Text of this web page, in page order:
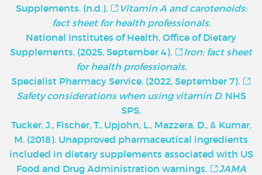
Supplements. (n.d.).
Vitamin A and carotenoids:
fact sheet for health professionals.
National Institutes of Health, Office of Dietary
Supplements. (2025, September 4).
Iron: fact sheet
for health professionals.
Specialist Pharmacy Service. (2022, September 7).
Safety considerations when using vitamin D. NHS
SPS.
Tucker, J., Fischer, T., Upjohn, L., Mazzera, D., & Kumar,
M. (2018). Unapproved pharmaceutical ingredients
included in dietary supplements associated with US
Food and Drug Administration warnings.
JAMA